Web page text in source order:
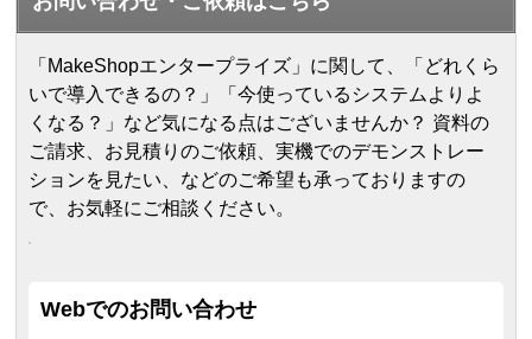
「MakeShopエンタープライズ」に関して、「どれくら
いで導入できるの？」「今使っているシステムよりよ
くなる？」など気になる点はございませんか？ 資料の
ご請求、お見積りのご依頼、実機でのデモンストレー
ションを見たい、などのご希望も承っておりますの
で、お気軽にご相談ください。
Webでのお問い合わせ